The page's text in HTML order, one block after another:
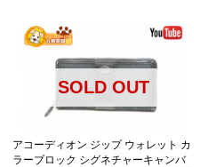
アコーディオン ジップ ウォレット カ
ラーブロック シグネチャーキャンバ
SOLD OUT